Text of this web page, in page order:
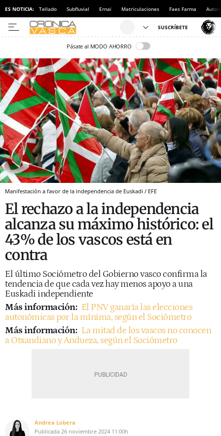
ES NOTICIA: Tellado Subfluvial Ernai Matriculaciones Faes Farma
Pásate al MODO AHORRO
Manifestación a favor de la independencia de Euskadi / EFE
El rechazo a la independencia
alcanza su máximo histórico: el
43% de los vascos está en
contra
El último Sociómetro del Gobierno vasco confirma la
tendencia de que cada vez hay menos apoyo a una
Euskadi independiente
Más información: El PNV ganaría las elecciones
autonómicas por la mínima, según el Sociómetro
Más información: La mitad de los vascos no conocen
a Otxandiano y Andueza, según el Sociómetro
Andrea Lobera
Publicada 26 noviembre 2024 11:00h